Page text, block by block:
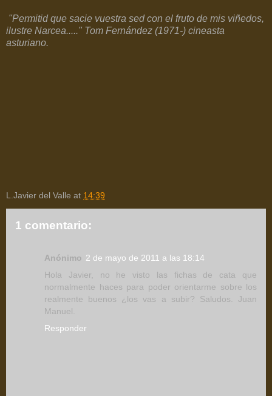
"Permitid que sacie vuestra sed con el fruto de mis viñedos,
ilustre Narcea....." Tom Fernández (1971-) cineasta
asturiano.
L.Javier del Valle at 14:39
1 comentario:
Anónimo 2 de mayo de 2011 a las 18:14
Hola Javier, no he visto las fichas de cata que
normalmente haces para poder orientarme sobre los
realmente buenos ¿los vas a subir? Saludos. Juan
Manuel.
Responder